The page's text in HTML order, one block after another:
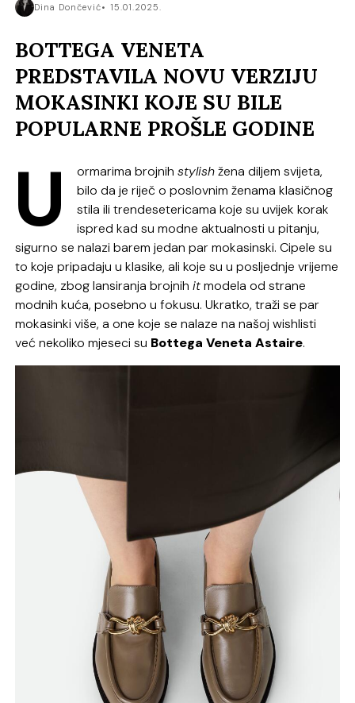
Dina Dončević 15.01.2025.
BOTTEGA VENETA
PREDSTAVILA NOVU VERZIJU
MOKASINKI KOJE SU BILE
POPULARNE PROŠLE GODINE
U ormarima brojnihstylishžena diljem svijeta,
bilo da je riječ o poslovnim ženama klasičnog
stila ili trendesetericama koje su uvijek korak
ispred kad su modne aktualnosti u pitanju,
sigurno se nalazi barem jedan par mokasinski. Cipele su
to koje pripadaju u klasike, ali koje su u posljednje vrijeme
godine, zbog lansiranja brojnihitmodela od strane
modnih kuća, posebno u fokusu. Ukratko, traži se par
mokasinki više, a one koje se nalaze na našoj wishlisti
već nekoliko mjeseci su Bottega Veneta Astaire.